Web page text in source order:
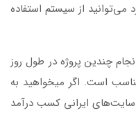
از سیستم استفاده
چندین پروژه در طول روز
است. اگر میخواهید به
ایرانی کسب درآمد